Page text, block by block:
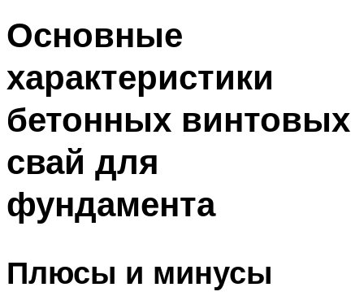
Основные
характеристики
бетонных винтовых
свай для
фундамента
Плюсы и минусы